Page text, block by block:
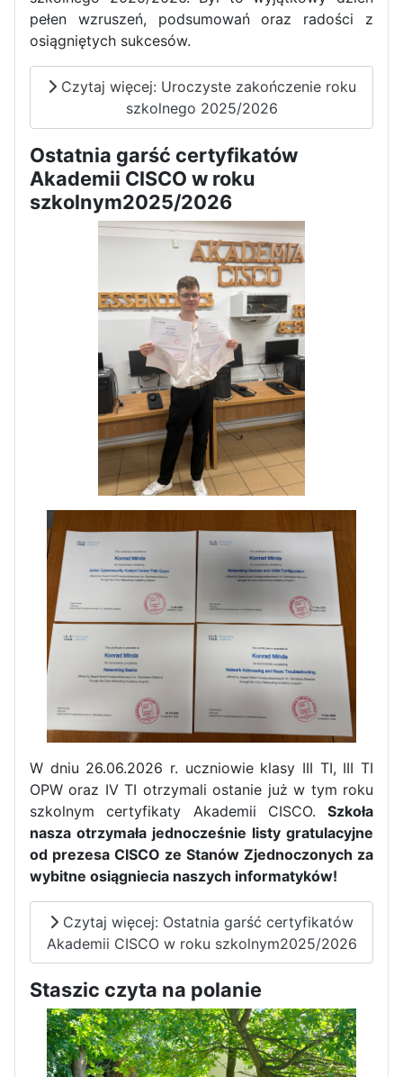
Zawody Sportowo – Obronne
klas OPW
Apel z okazji 235-tej rocznicy
uchwalenia Konstytucji 3 Maja
Dni Otwarte w „Staszicu” za
Informatycy zapraszają do
Staszica w Iłży!
Zakończenie roku maturzystów
pełen wzruszeń, podsumowań oraz radości z
osiągniętych sukcesów.
Czytaj więcej: Uroczyste zakończenie roku
szkolnego 2025/2026
Ostatnia garść certyfikatów
Akademii CISCO w roku
szkolnym2025/2026
W dniu 26.06.2026 r. uczniowie klasy III TI, III TI
OPW oraz IV TI otrzymali ostanie już w tym roku
szkolnym certyfikaty Akademii CISCO. Szkoła
nasza otrzymała jednocześnie listy gratulacyjne
od prezesa CISCO ze Stanów Zjednoczonych za
wybitne osiągniecia naszych informatyków!
Czytaj więcej: Ostatnia garść certyfikatów
Akademii CISCO w roku szkolnym2025/2026
Staszic czyta na polanie